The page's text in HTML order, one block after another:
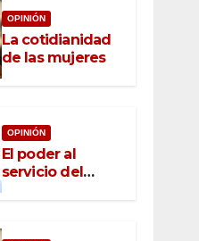
OPINIÓN
La cotidianidad
de las mujeres
OPINIÓN
El poder al
servicio del
pueblo: la nueva
México